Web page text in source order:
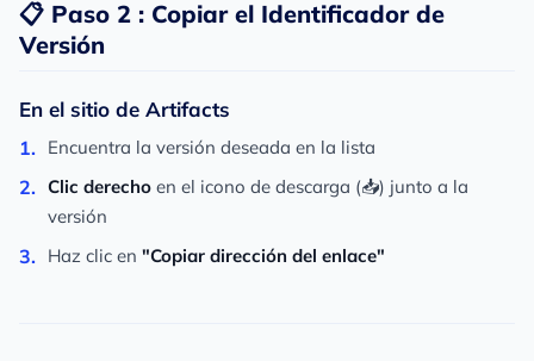
📋 Paso 2 : Copiar el Identificador de
Versión
En el sitio de Artifacts
Encuentra la versión deseada en la lista
Clic derecho en el icono de descarga (📥) junto a la
versión
Haz clic en "Copiar dirección del enlace"